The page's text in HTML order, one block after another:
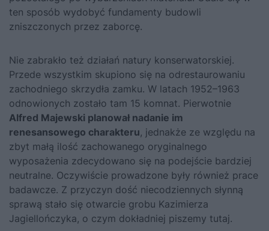
ten sposób wydobyć fundamenty budowli
zniszczonych przez zaborcę.
Nie zabrakło też działań natury konserwatorskiej.
Przede wszystkim skupiono się na odrestaurowaniu
zachodniego skrzydła zamku. W latach 1952–1963
odnowionych zostało tam 15 komnat. Pierwotnie
Alfred Majewski planował nadanie im
renesansowego charakteru, jednakże ze względu na
zbyt małą ilość zachowanego oryginalnego
wyposażenia zdecydowano się na podejście bardziej
neutralne. Oczywiście prowadzone były również prace
badawcze. Z przyczyn dość niecodziennych słynną
sprawą stało się otwarcie grobu Kazimierza
Jagiellończyka, o czym dokładniej piszemy tutaj.